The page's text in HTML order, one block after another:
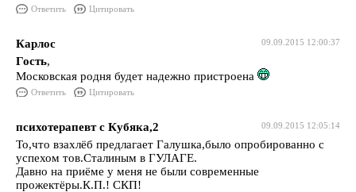
Ответить Цитировать
09.09.2015 12:00:37
Карлос
Гость,
Московская родня будет надежно пристроена
Ответить Цитировать
09.09.2015 12:05:14
психотерапевт с Кубяка,2
То,что взахлёб предлагает Галушка,было опробированно с
успехом тов.Сталиным в ГУЛАГЕ.
Давно на приёме у меня не были современные
прожектёры.К.П.! СКП!